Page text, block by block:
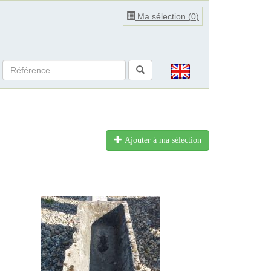
Ma sélection (0)
Ajouter à ma sélection